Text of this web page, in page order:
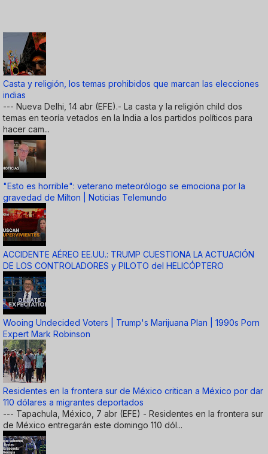
Casta y religión, los temas prohibidos que marcan las elecciones
indias
--- Nueva Delhi, 14 abr (EFE).- La casta y la religión child dos
temas en teoría vetados en la India a los partidos políticos para
hacer cam...
"Esto es horrible": veterano meteorólogo se emociona por la
gravedad de Milton | Noticias Telemundo
ACCIDENTE AÉREO EE.UU.: TRUMP CUESTIONA LA ACTUACIÓN
DE LOS CONTROLADORES y PILOTO del HELICÓPTERO
Wooing Undecided Voters | Trump's Marijuana Plan | 1990s Porn
Expert Mark Robinson
Residentes en la frontera sur de México critican a México por dar
110 dólares a migrantes deportados
--- Tapachula, México, 7 abr (EFE) - Residentes en la frontera sur
de México entregarán este domingo 110 dól...